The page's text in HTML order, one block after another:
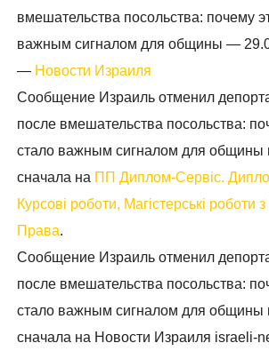
вмешательства посольства: почему
важным сигналом для общины —
— Новости Израиля
Сообщение Израиль отменил
после вмешательства посольства:
стало важным сигналом для общины
сначала на ПП Диплом-Сервіс.
Курсові роботи, Магістерські роботи
Права.
Сообщение Израиль отменил
после вмешательства посольства:
стало важным сигналом для общины
сначала на Новости Израиля israeli-